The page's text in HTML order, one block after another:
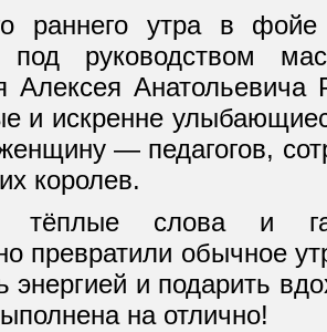
раннего утра в фойе
под руководством
Алексея Анатольевича
и искренне
— педагогов,
королев.
тёплые слова и
превратили обычное
энергией и подарить
на отлично!